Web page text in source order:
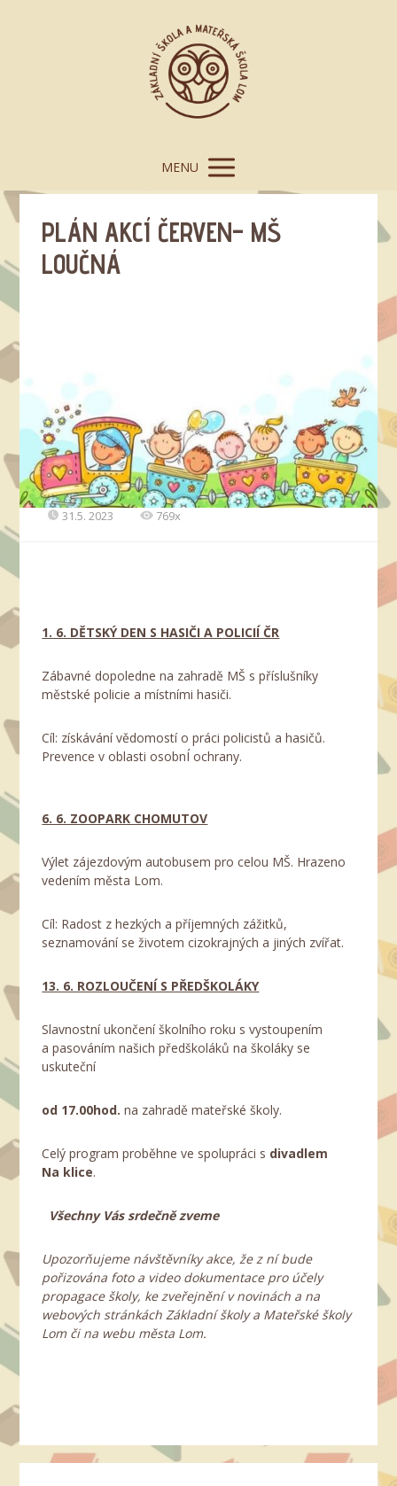
MENU
PLÁN AKCÍ ČERVEN– MŠ
LOUČNÁ
31.5. 2023 769x
1. 6. DĚTSKÝ DEN S HASIČI A POLICIÍ ČR
Zábavné dopoledne na zahradě MŠ s příslušníky
městské policie a místními hasiči.
Cíl: získávání vědomostí o práci policistů a hasičů.
Prevence v oblasti osobnÍ ochrany.
6. 6. ZOOPARK CHOMUTOV
Výlet zájezdovým autobusem pro celou MŠ. Hrazeno
vedením města Lom.
Cíl: Radost z hezkých a příjemných zážitků,
seznamování se životem cizokrajných a jiných zvířat.
13. 6. ROZLOUČENÍ S PŘEDŠKOLÁKY
Slavnostní ukončení školního roku s vystoupením
a pasováním našich předškoláků na školáky se
uskuteční
od 17.00hod. na zahradě mateřské školy.
Celý program proběhne ve spolupráci s divadlem
Na klice.
Všechny Vás srdečně zveme
Upozorňujeme návštěvníky akce, že z ní bude
pořizována foto a video dokumentace pro účely
propagace školy, ke zveřejnění v novinách a na
webových stránkách Základní školy a Mateřské školy
Lom či na webu města Lom.